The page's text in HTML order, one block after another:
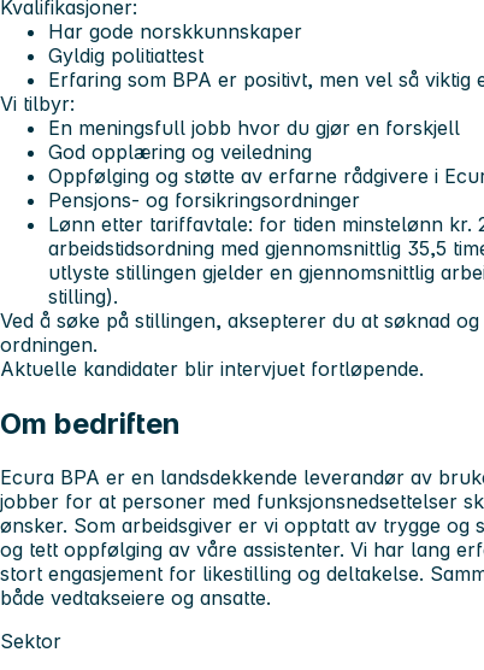
Kvalifikasjoner:
Har gode norskkunnskaper
Gyldig politiattest
Erfaring som BPA er positivt, men vel så
Vi tilbyr:
En meningsfull jobb hvor du gjør en forskjell
God opplæring og veiledning
Oppfølging og støtte av erfarne rådgivere i
Pensjons- og forsikringsordninger
Lønn etter tariffavtale: for tiden minstelønn kr.
arbeidstidsordning med gjennomsnittlig 35,5
utlyste stillingen gjelder en gjennomsnittlig
stilling).
Ved å søke på stillingen, aksepterer du at søknad
ordningen.
Aktuelle kandidater blir intervjuet fortløpende.
Om bedriften
Ecura BPA er en landsdekkende leverandør av
jobber for at personer med funksjonsnedsettelser
ønsker. Som arbeidsgiver er vi opptatt av trygge
og tett oppfølging av våre assistenter. Vi har lang
stort engasjement for likestilling og deltakelse.
både vedtakseiere og ansatte.
Sektor